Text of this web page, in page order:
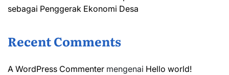
sebagai Penggerak Ekonomi Desa
Recent Comments
A WordPress Commenter mengenai Hello world!